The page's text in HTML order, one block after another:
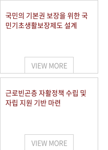
국민의 기본권 보장을 위한 국
민기초생활보장제도 설계
VIEW MORE
근로빈곤층 자활정책 수립 및
자립 지원 기반 마련
VIEW MORE